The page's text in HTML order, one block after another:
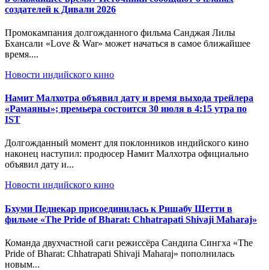
создателей к Дивали 2026
Промокампания долгожданного фильма Санджая Лилы
Бхансали «Love & War» может начаться в самое ближайшее
время....
Новости индийского кино
Намит Малхотра объявил дату и время выхода трейлера
«Рамаяны»; премьера состоится 30 июля в 4:15 утра по
IST
Долгожданный момент для поклонников индийского кино
наконец наступил: продюсер Намит Малхотра официально
объявил дату и...
Новости индийского кино
Бхуми Педнекар присоединилась к Ришабу Шетти в
фильме «The Pride of Bharat: Chhatrapati Shivaji Maharaj»
Команда двухчастной саги режиссёра Сандипа Сингха «The
Pride of Bharat: Chhatrapati Shivaji Maharaj» пополнилась
новым...